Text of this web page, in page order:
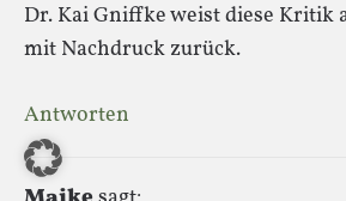
Dr. Kai Gniffke weist diese Kritik
mit Nachdruck zurück.
Antworten